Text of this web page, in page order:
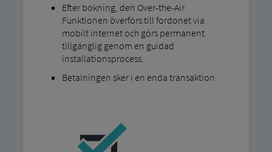
Efter bokning, den Over-the-Air
Funktionen överförs till fordonet via
mobilt internet och görs permanent
tillgänglig genom en guidad
installationsprocess.
Betalningen sker i en enda transaktion.